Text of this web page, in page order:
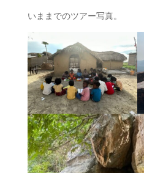
いままでのツアー写真。